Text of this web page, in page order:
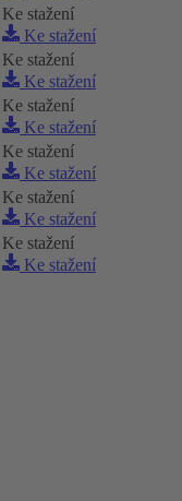
Ke stažení
Ke stažení
Ke stažení
Ke stažení
Ke stažení
Ke stažení
Ke stažení
Ke stažení
Ke stažení
Ke stažení
Ke stažení
Ke stažení